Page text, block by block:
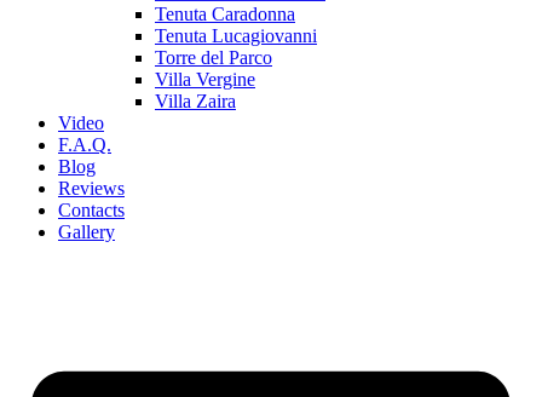
Tenuta Caradonna
Tenuta Lucagiovanni
Torre del Parco
Villa Vergine
Villa Zaira
Video
F.A.Q.
Blog
Reviews
Contacts
Gallery